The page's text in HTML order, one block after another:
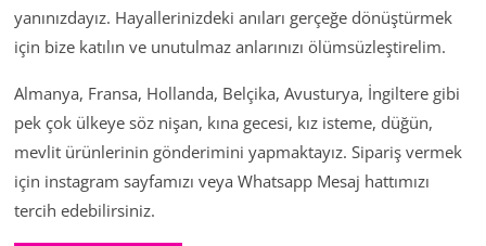
yanınızdayız. Hayallerinizdeki anıları gerçeğe dönüştürmek
için bize katılın ve unutulmaz anlarınızı ölümsüzleştirelim.
Almanya, Fransa, Hollanda, Belçika, Avusturya, İngiltere gibi
pek çok ülkeye söz nişan, kına gecesi, kız isteme, düğün,
mevlit ürünlerinin gönderimini yapmaktayız. Sipariş vermek
için instagram sayfamızı veya Whatsapp Mesaj hattımızı
tercih edebilirsiniz.